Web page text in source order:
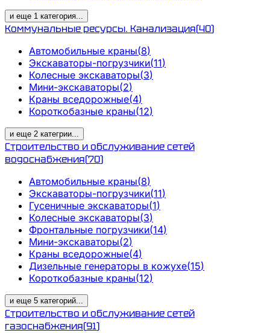
и еще 1 категория...
Коммунальные ресурсы. Канализация(40)
Автомобильные краны(8)
Экскаваторы-погрузчики(11)
Колесные экскаваторы(3)
Мини-экскаваторы(2)
Краны вседорожные(4)
Короткобазные краны(12)
и еще 2 категрии...
Строительство и обслуживание сетей
водоснабжения(70)
Автомобильные краны(8)
Экскаваторы-погрузчики(11)
Гусеничные экскаваторы(1)
Колесные экскаваторы(3)
Фронтальные погрузчики(14)
Мини-экскаваторы(2)
Краны вседорожные(4)
Дизельные генераторы в кожухе(15)
Короткобазные краны(12)
и еще 5 категорий...
Строительство и обслуживание сетей
газоснабжения(91)